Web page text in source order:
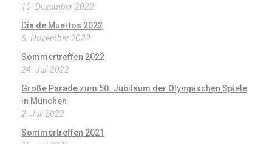
10. Dezember 2022
Día de Muertos 2022
6. November 2022
Sommertreffen 2022
24. Juli 2022
Große Parade zum 50. Jubiläum der Olympischen Spiele
in München
2. Juli 2022
Sommertreffen 2021